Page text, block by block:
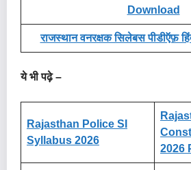
Download
राजस्थान वनरक्षक सिलेबस पीडीऍफ़
ये भी पढ़े –
Rajasthan Police SI
Syllabus 2026
2026